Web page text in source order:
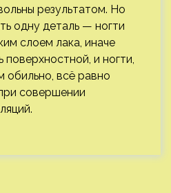
результатом. Но
одну деталь — ногти
слоем лака, иначе
и ногти,
всё равно
совершении